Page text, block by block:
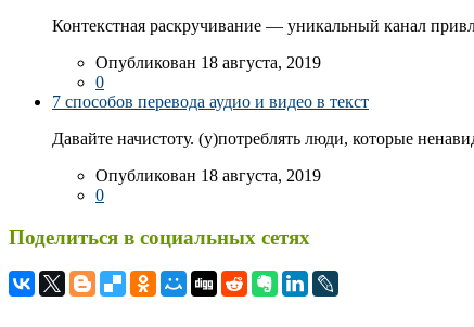
Контекстная раскручивание — уникальный канал
Опубликован 18 августа, 2019
0
7 способов перевода аудио и видео в текст
Давайте начистоту. (у)потреблять люди, которые
Опубликован 18 августа, 2019
0
Поделиться в социальных сетях